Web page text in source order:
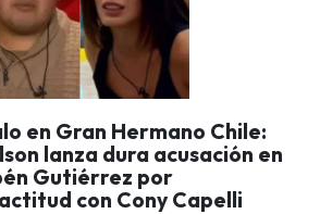
en Gran Hermano Chile:
lanza dura acusación en
Gutiérrez por
con Cony Capelli